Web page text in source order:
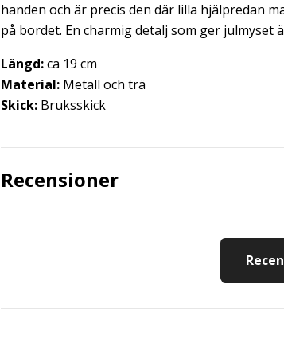
handen och är precis den där lilla hjälpredan
på bordet. En charmig detalj som ger julmyset
Längd:ca 19 cm
Material: Metall och trä
Skick: Bruksskick
Recensioner